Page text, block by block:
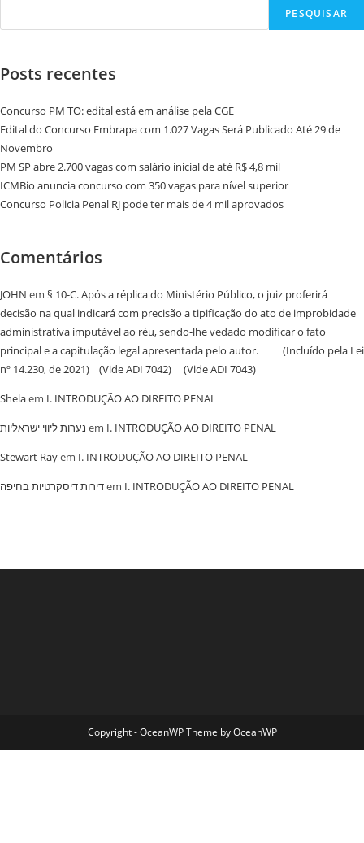
PESQUISAR
Posts recentes
Concurso PM TO: edital está em análise pela CGE
Edital do Concurso Embrapa com 1.027 Vagas Será Publicado Até 29 de
Novembro
PM SP abre 2.700 vagas com salário inicial de até R$ 4,8 mil
ICMBio anuncia concurso com 350 vagas para nível superior
Concurso Policia Penal RJ pode ter mais de 4 mil aprovados
Comentários
JOHN em § 10-C. Após a réplica do Ministério Público, o juiz proferirá
decisão na qual indicará com precisão a tipificação do ato de improbidade
administrativa imputável ao réu, sendo-lhe vedado modificar o fato
principal e a capitulação legal apresentada pelo autor. (Incluído pela Lei
nº 14.230, de 2021) (Vide ADI 7042) (Vide ADI 7043)
Shelaem I. INTRODUÇÃO AO DIREITO PENAL
נערות ליווי ישראליות em I. INTRODUÇÃO AO DIREITO PENAL
Stewart Rayem I. INTRODUÇÃO AO DIREITO PENAL
‏דירות דיסקרטיות בחיפהem I. INTRODUÇÃO AO DIREITO PENAL
Copyright - OceanWP Theme by OceanWP